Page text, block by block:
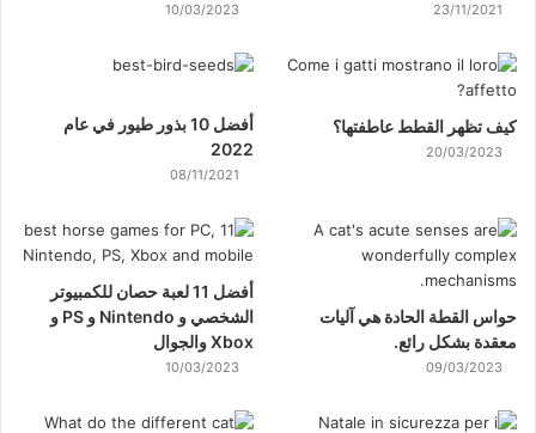
23/11/2021
10/03/2023
كيف تظهر القطط عاطفتها؟
20/03/2023
أفضل 10 بذور طيور في عام
2022
08/11/2021
حواس القطة الحادة هي آليات
معقدة بشكل رائع.
09/03/2023
أفضل 11 لعبة حصان للكمبيوتر
الشخصي و Nintendo و PS و
Xbox والجوال
10/03/2023